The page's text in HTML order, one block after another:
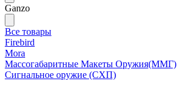
Ganzo
Все товары
Firebird
Mora
Массогабаритные Макеты Оружия(ММГ)
Сигнальное оружие (СХП)